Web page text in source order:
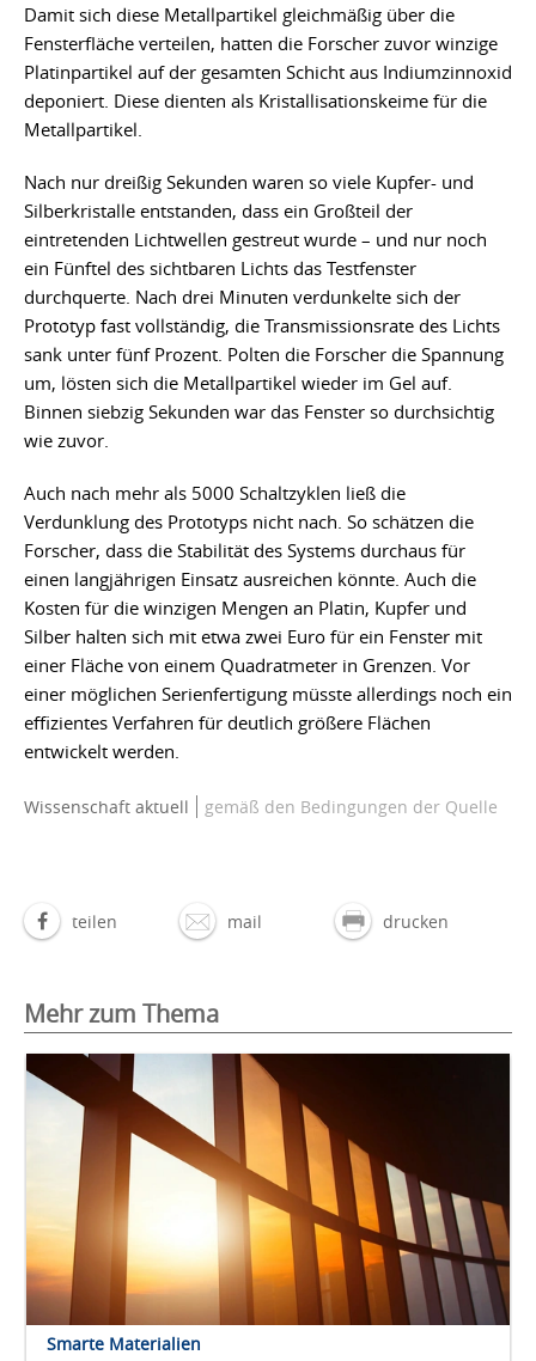
Damit sich diese Metallpartikel gleichmäßig über die
Fensterfläche verteilen, hatten die Forscher zuvor winzige
Platinpartikel auf der gesamten Schicht aus Indiumzinnoxid
deponiert. Diese dienten als Kristallisationskeime für die
Metallpartikel.
Nach nur dreißig Sekunden waren so viele Kupfer- und
Silberkristalle entstanden, dass ein Großteil der
eintretenden Lichtwellen gestreut wurde – und nur noch
ein Fünftel des sichtbaren Lichts das Testfenster
durchquerte. Nach drei Minuten verdunkelte sich der
Prototyp fast vollständig, die Transmissionsrate des Lichts
sank unter fünf Prozent. Polten die Forscher die Spannung
um, lösten sich die Metallpartikel wieder im Gel auf.
Binnen siebzig Sekunden war das Fenster so durchsichtig
wie zuvor.
Auch nach mehr als 5000 Schaltzyklen ließ die
Verdunklung des Prototyps nicht nach. So schätzen die
Forscher, dass die Stabilität des Systems durchaus für
einen langjährigen Einsatz ausreichen könnte. Auch die
Kosten für die winzigen Mengen an Platin, Kupfer und
Silber halten sich mit etwa zwei Euro für ein Fenster mit
einer Fläche von einem Quadratmeter in Grenzen. Vor
einer möglichen Serienfertigung müsste allerdings noch ein
effizientes Verfahren für deutlich größere Flächen
entwickelt werden.
Wissenschaft aktuell gemäß den Bedingungen der Quelle
teilen mail drucken
Mehr zum Thema
Smarte Materialien